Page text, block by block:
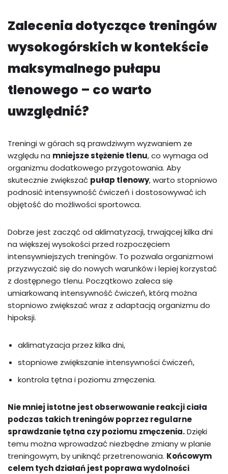
Zalecenia dotyczące treningów
wysokogórskich w kontekście
maksymalnego pułapu
tlenowego – co warto
uwzględnić?
Treningi w górach są prawdziwym wyzwaniem ze
względu na mniejsze stężenie tlenu, co wymaga od
organizmu dodatkowego przygotowania. Aby
skutecznie zwiększać pułap tlenowy, warto stopniowo
podnosić intensywność ćwiczeń i dostosowywać ich
objętość do możliwości sportowca.
Dobrze jest zacząć od aklimatyzacji, trwającej kilka dni
na większej wysokości przed rozpoczęciem
intensywniejszych treningów. To pozwala organizmowi
przyzwyczaić się do nowych warunków i lepiej korzystać
z dostępnego tlenu. Początkowo zaleca się
umiarkowaną intensywność ćwiczeń, którą można
stopniowo zwiększać wraz z adaptacją organizmu do
hipoksji.
aklimatyzacja przez kilka dni,
stopniowe zwiększanie intensywności ćwiczeń,
kontrola tętna i poziomu zmęczenia.
Nie mniej istotne jest obserwowanie reakcji ciała
podczas takich treningów poprzez regularne
sprawdzanie tętna czy poziomu zmęczenia.Dzięki
temu można wprowadzać niezbędne zmiany w planie
treningowym, by uniknąć przetrenowania. Końcowym
celem tych działań jest poprawa wydolności